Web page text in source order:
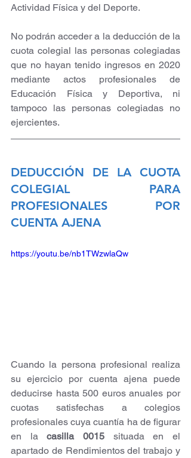
Actividad Física y del Deporte.
No podrán acceder a la deducción de la
cuota colegial las personas colegiadas
que no hayan tenido ingresos en 2020
mediante actos profesionales de
Educación Física y Deportiva, ni
tampoco las personas colegiadas no
ejercientes.
DEDUCCIÓN DE LA CUOTA
COLEGIAL PARA
PROFESIONALES POR
CUENTA AJENA
https://youtu.be/nb1TWzwlaQw
Cuando la persona profesional realiza
su ejercicio por cuenta ajena puede
deducirse hasta 500 euros anuales por
cuotas satisfechas a colegios
profesionales cuya cuantía ha de figurar
en la casilla 0015 situada en el
apartado de Rendimientos del trabajo y